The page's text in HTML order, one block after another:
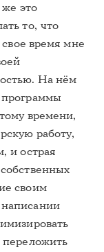
это
то, что
время мне
На нём
времени,
работу,
и острая
своим
переложить